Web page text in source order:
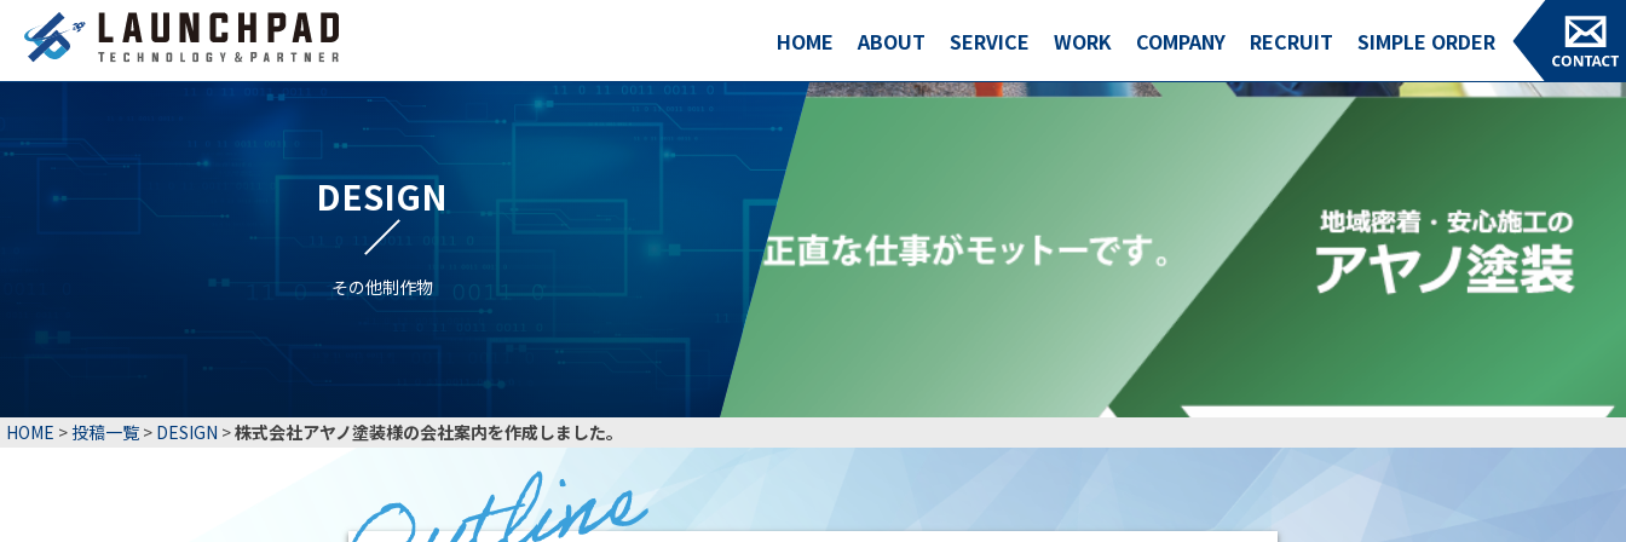
HOME ABOUT SERVICE WORK COMPANY RECRUIT SIMPLE ORDER
DESIGN
その他制作物
HOME > 投稿一覧 > DESIGN >株式会社アヤノ塗装様の会社案内を作成しました。